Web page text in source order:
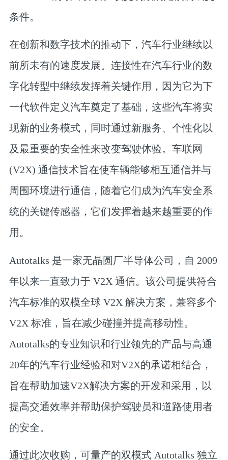
条件。
在创新和数字技术的推动下，汽车行业继续以
前所未有的速度发展。连接性在汽车行业的数
字化转型中继续发挥着关键作用，因为它为下
一代软件定义汽车奠定了基础，这些汽车将实
现新的业务模式，同时通过新服务、个性化以
及最重要的安全性来改变驾驶体验。车联网
(V2X) 通信技术旨在使车辆能够相互通信并与
周围环境进行通信，随着它们成为汽车安全系
统的关键传感器，它们发挥着越来越重要的作
用。
Autotalks 是一家无晶圆厂半导体公司，自 2009
年以来一直致力于 V2X 通信。该公司提供符合
汽车标准的双模全球 V2X 解决方案，兼容多个
V2X 标准，旨在减少碰撞并提高移动性。
Autotalks的专业知识和行业领先的产品与高通
20年的汽车行业经验和对V2X的承诺相结合，
旨在帮助加速V2X解决方案的开发和采用，以
提高交通效率并帮助保护驾驶员和道路使用者
的安全。
通过此次收购，可量产的双模式 Autotalks 独立